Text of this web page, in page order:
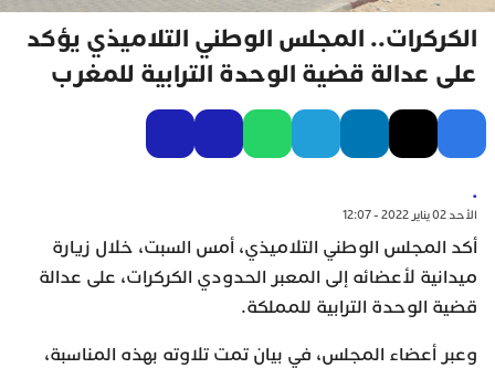
الكركرات.. المجلس الوطني التلاميذي يؤكد
على عدالة قضية الوحدة الترابية للمغرب
.
الأحد 02 يناير 2022 - 12:07
أكد المجلس الوطني التلاميذي، أمس السبت، خلال زيارة
ميدانية لأعضائه إلى المعبر الحدودي الكركرات، على عدالة
قضية الوحدة الترابية للمملكة.
وعبر أعضاء المجلس، في بيان تمت تلاوته بهذه المناسبة،